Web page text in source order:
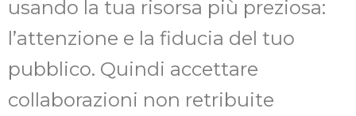
usando la tua risorsa più preziosa:
l’attenzione e la fiducia del tuo
pubblico. Quindi accettare
collaborazioni non retribuite